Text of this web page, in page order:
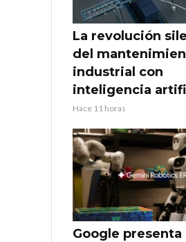
La revolución
del
industrial con
inteligencia
Hace 11 horas
Google presenta